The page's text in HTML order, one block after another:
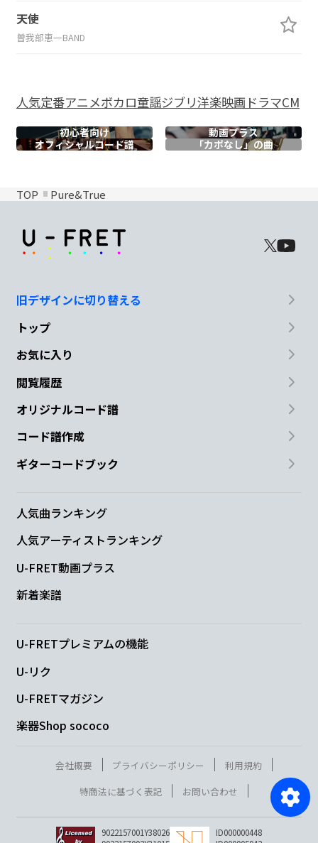
天使
曽我部恵一BAND
人気定番アニメボカロ童謡ジブリ洋楽映画ドラマCM
初心者向け
動画プラス
オフィシャルコード譜 「カポなし」の曲
TOP Pure&True
旧デザインに切り替える
トップ
お気に入り
閲覧履歴
オリジナルコード譜
コード譜作成
ギターコードブック
人気曲ランキング
人気アーティストランキング
U-FRET動画プラス
新着楽譜
U-FRETプレミアムの機能
U-リク
U-FRETマガジン
楽器Shop sococo
会社概要 プライバシーポリシー
利用規約
特商法に基づく表記
お問い合わせ
9022157001Y38026
ID000000448